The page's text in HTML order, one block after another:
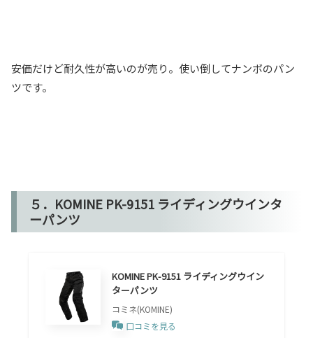
安価だけど耐久性が高いのが売り。使い倒してナンボのパン
ツです。
５．KOMINE PK-9151 ライディングウインタ
ーパンツ
KOMINE PK-9151 ライディングウイン
ターパンツ
コミネ(KOMINE)
口コミを見る